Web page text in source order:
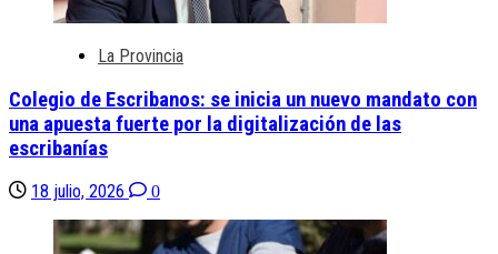
La Provincia
Colegio de Escribanos: se inicia un nuevo mandato con
una apuesta fuerte por la digitalización de las
escribanías
18 julio, 2026 0